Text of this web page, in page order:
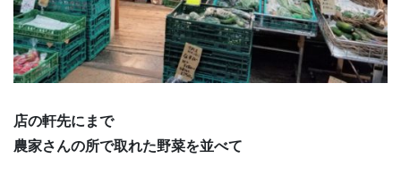
店の軒先にまで
農家さんの所で取れた野菜を並べて